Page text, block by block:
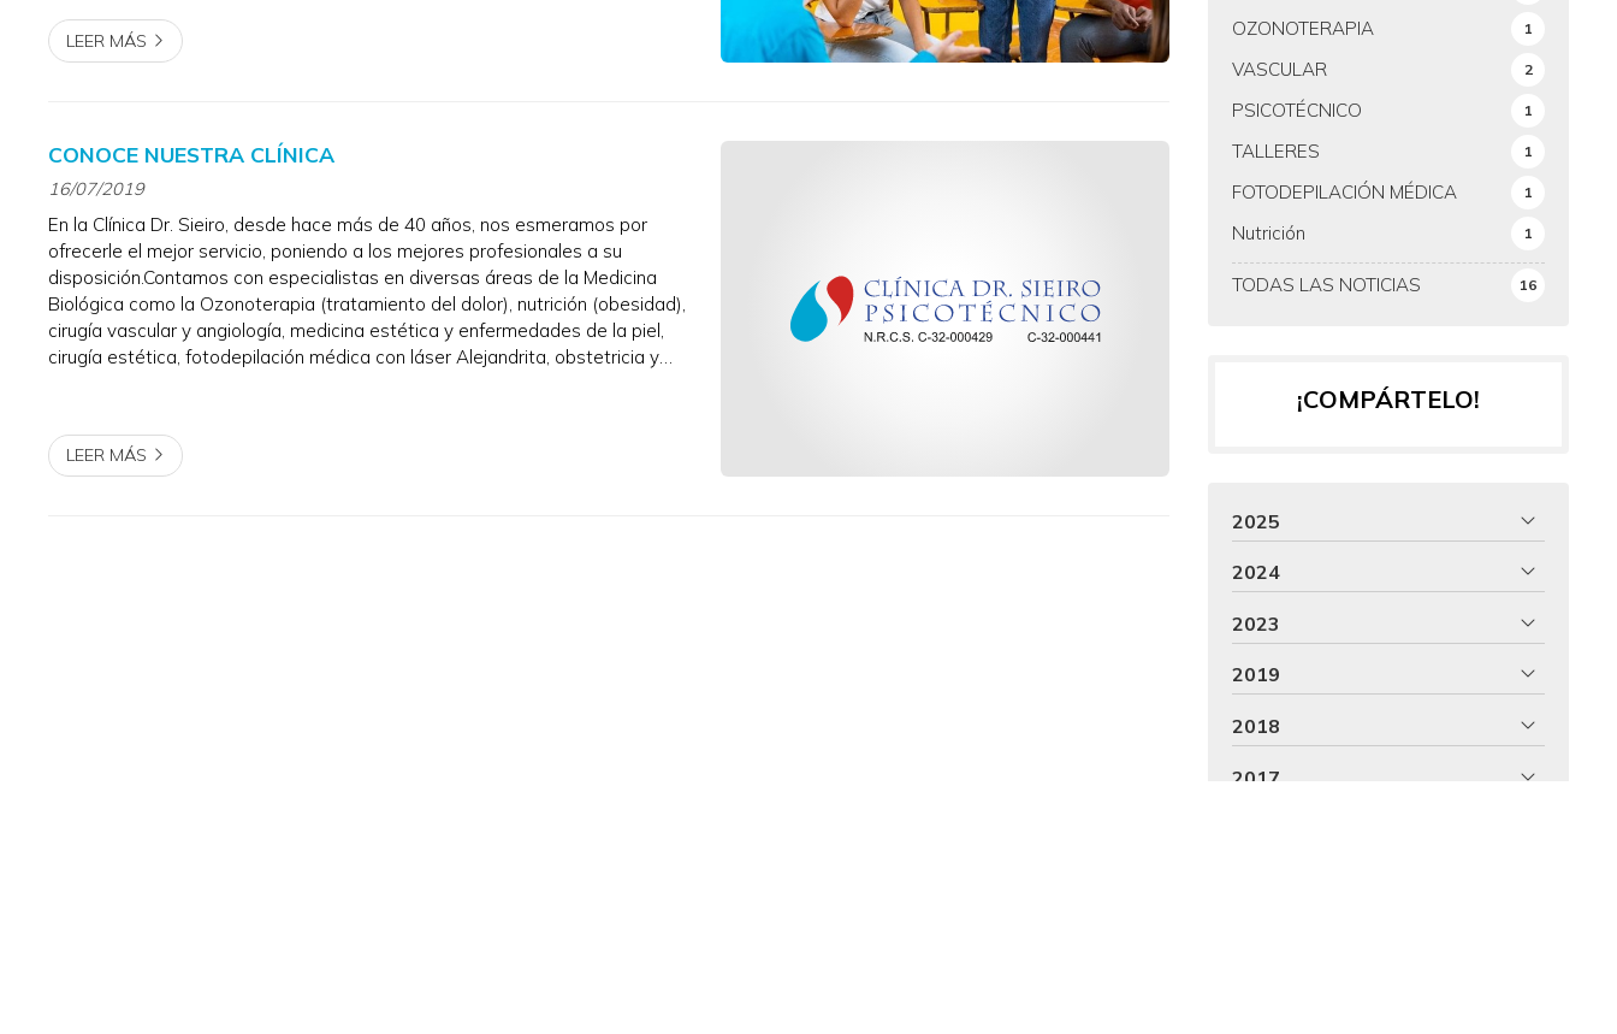
TODAS LAS NOTICIAS 16
OZONOTERAPIA 1
VASCULAR 2
PSICOTÉCNICO 1
TALLERES 1
FOTODEPILACIÓN MÉDICA 1
Nutrición 1
LEER MÁS
CONOCE NUESTRA CLÍNICA
16/07/2019
En la Clínica Dr. Sieiro, desde hace más de 40 años, nos esmeramos por
ofrecerle el mejor servicio, poniendo a los mejores profesionales a su
disposición.Contamos con especialistas en diversas áreas de la Medicina
Biológica como la Ozonoterapia (tratamiento del dolor), nutrición (obesidad),
cirugía vascular y angiología, medicina estética y enfermedades de la piel,
cirugía estética, fotodepilación médica con láser Alejandrita, obstetricia y
LEER MÁS
¡COMPÁRTELO!
2025
2024
2023
2019
2018
2017